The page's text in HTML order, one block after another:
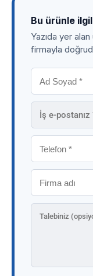
Bu ürünle
Yazıda yer
firmayla